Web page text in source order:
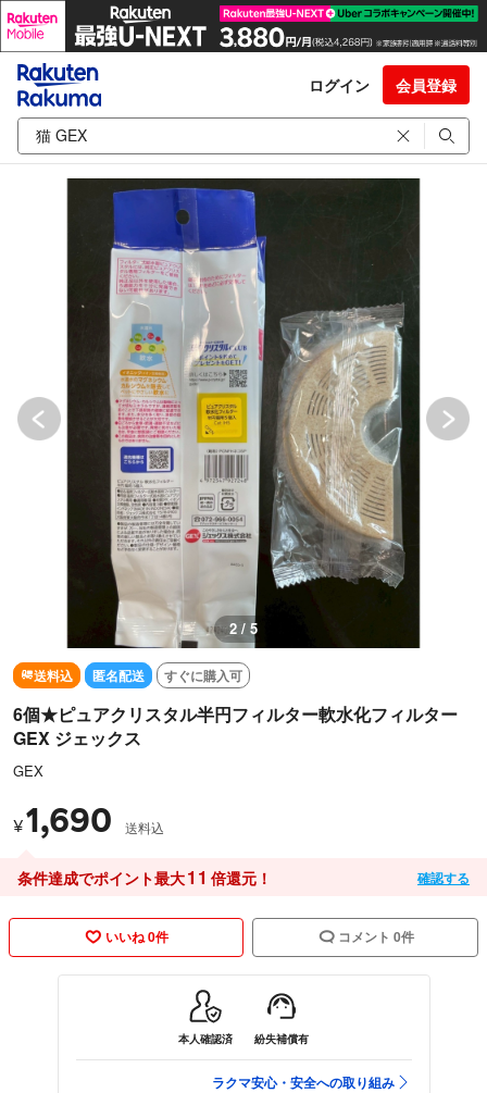
ログイン 会員登録
3 / 5
送料込 匿名配送 すぐに購入可
6個★ピュアクリスタル半円フィルター軟水化フィルター
GEX ジェックス
GEX
¥1,690 送料込
条件達成でポイント最大11 倍還元！ 確認する
いいね 0件 コメント 0件
本人確認済 紛失補償有
ラクマ安心・安全への取り組み